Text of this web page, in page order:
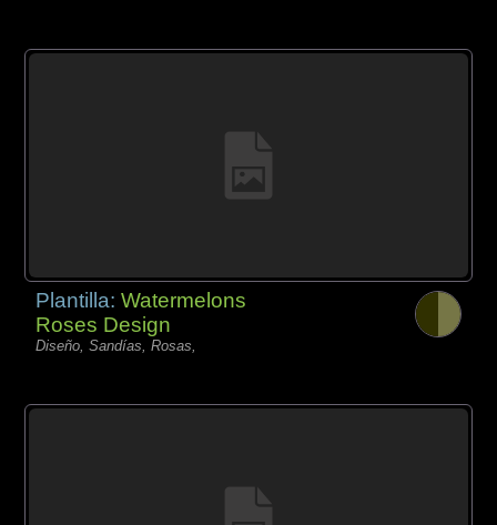
Plantilla:Watermelons
Roses Design
Diseño, Sandías, Rosas,